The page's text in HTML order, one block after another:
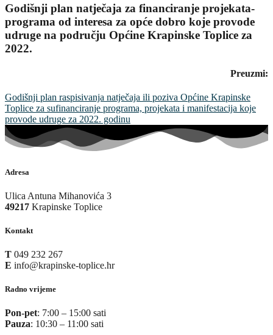
Godišnji plan natječaja za financiranje projekata-
programa od interesa za opće dobro koje provode
udruge na području Općine Krapinske Toplice za
2022.
Preuzmi:
Godišnji plan raspisivanja natječaja ili poziva Općine Krapinske
Toplice za sufinanciranje programa, projekata i manifestacija koje
provode udruge za 2022. godinu
Adresa
Ulica Antuna Mihanovića 3
49217 Krapinske Toplice
Kontakt
T 049 232 267
E info@krapinske-toplice.hr
Radno vrijeme
Pon-pet: 7:00 – 15:00 sati
Pauza: 10:30 – 11:00 sati